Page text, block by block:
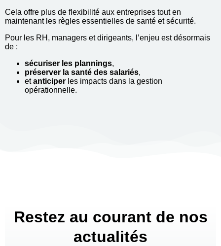
Cela offre plus de flexibilité aux entreprises tout en
maintenant les règles essentielles de santé et sécurité.
Pour les RH, managers et dirigeants, l’enjeu est désormais
de :
sécuriser les plannings,
préserver la santé des salariés,
etanticiper les impacts dans la gestion
opérationnelle.
Restez au courant de nos
actualités